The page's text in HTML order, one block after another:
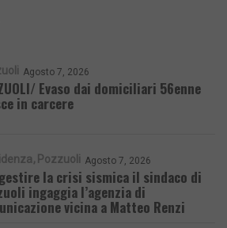
Agosto 7, 2026
Evaso dai domiciliari 56enne
in carcere
Pozzuoli Agosto 7, 2026
la crisi sismica il sindaco di
ingaggia l’agenzia di
vicina a Matteo Renzi